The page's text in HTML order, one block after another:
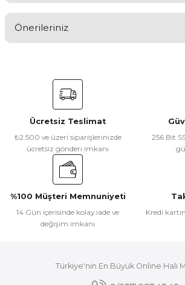
Yorum Yaz
Önerileriniz
konularda yetersiz gördüğünüz noktaları
kullanarak tarafımıza iletebilirsiniz.
Görüş ve önerileriniz için teşekkür ederiz.
Ürün resmi kalitesiz, bozuk veya
Ürün açıklamasında eksik bilgiler bulunuyor.
Ürün bilgilerinde hatalar bulunuyor.
Ürün fiyatı diğer sitelerden daha pahalı.
Ücretsiz Teslimat
₺2.500 ve üzeri siparişlerinizde
ücretsiz gönderi imkanı
256 Bit
%100 Müşteri Memnuniyeti
14 Gün içerisinde kolay iade ve
değişim imkanı
Kredi
Türkiye'nin En Büyük Online Halı